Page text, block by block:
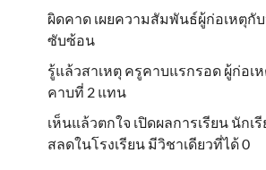
ผิดคาด เผยความสัมพันธ์ผู้ก่อเหตุกับ
ซับซ้อน
รู้แล้วสาเหตุ ครูคาบแรกรอด ผู้ก่อเ
คาบที่ 2 แทน
เห็นแล้วตกใจ เปิดผลการเรียน นักเ
สลดในโรงเรียน มีวิชาเดียวที่ได้ 0